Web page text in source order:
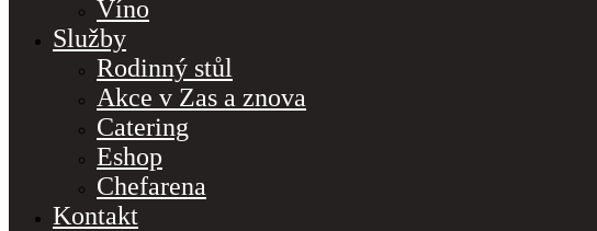
Víno
Služby
Rodinný stůl
Akce v Zas a znova
Catering
Eshop
Chefarena
Kontakt